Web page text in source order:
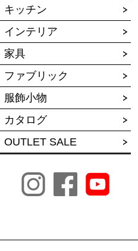
キッチン
インテリア
家具
ファブリック
服飾小物
カタログ
OUTLET SALE